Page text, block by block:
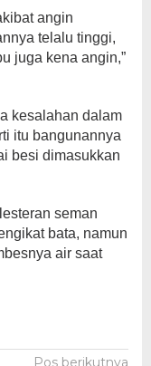
angin
telalu tinggi,
juga kena angin,”
kesalahan dalam
itu bangunannya
besi dimasukkan
seman
bata, namun
air saat
Pos berikutnya